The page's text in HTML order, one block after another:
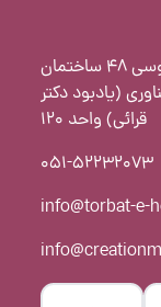
تربت حیدریه ، فردوسی 48 ساختمان
(یادبود دکتر
قرائی) واحد 120
051-52232073
info@torbat-e-